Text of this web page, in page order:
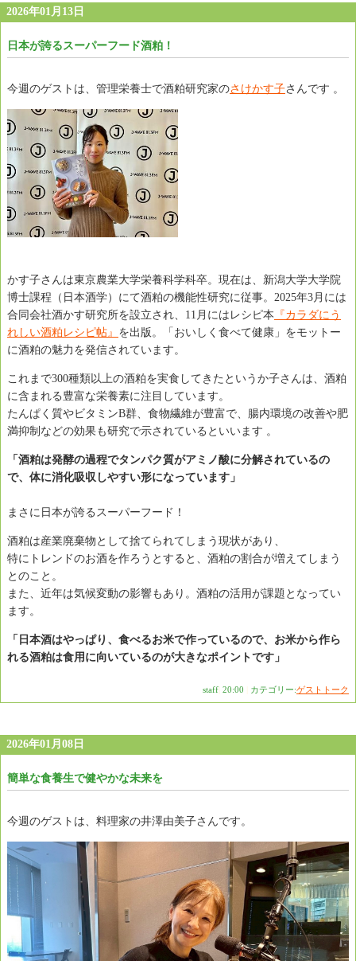
2026年01月13日
日本が誇るスーパーフード酒粕！
今週のゲストは、管理栄養士で酒粕研究家のさけかす子さんです 。
かす子さんは東京農業大学栄養科学科卒。現在は、新潟大学大学院
博士課程（日本酒学）にて酒粕の機能性研究に従事。2025年3月には
合同会社酒かす研究所を設立され、11月にはレシピ本 『カラダにう
れしい酒粕レシピ帖』 を出版。「おいしく食べて健康」をモットー
に酒粕の魅力を発信されています。
これまで300種類以上の酒粕を実食してきたというか子さんは、酒粕
に含まれる豊富な栄養素に注目しています。
たんぱく質やビタミンB群、食物繊維が豊富で、腸内環境の改善や肥
満抑制などの効果も研究で示されているといいます 。
「酒粕は発酵の過程でタンパク質がアミノ酸に分解されているの
で、体に消化吸収しやすい形になっています」
まさに日本が誇るスーパーフード！
酒粕は産業廃棄物として捨てられてしまう現状があり、
特にトレンドのお酒を作ろうとすると、酒粕の割合が増えてしまう
とのこと。
また、近年は気候変動の影響もあり。酒粕の活用が課題となってい
ます。
「日本酒はやっぱり、食べるお米で作っているので、お米から作ら
れる酒粕は食用に向いているのが大きなポイントです」
staff 20:00 カテゴリー:ゲストトーク
2026年01月08日
簡単な食養生で健やかな未来を
今週のゲストは、料理家の井澤由美子さんです。